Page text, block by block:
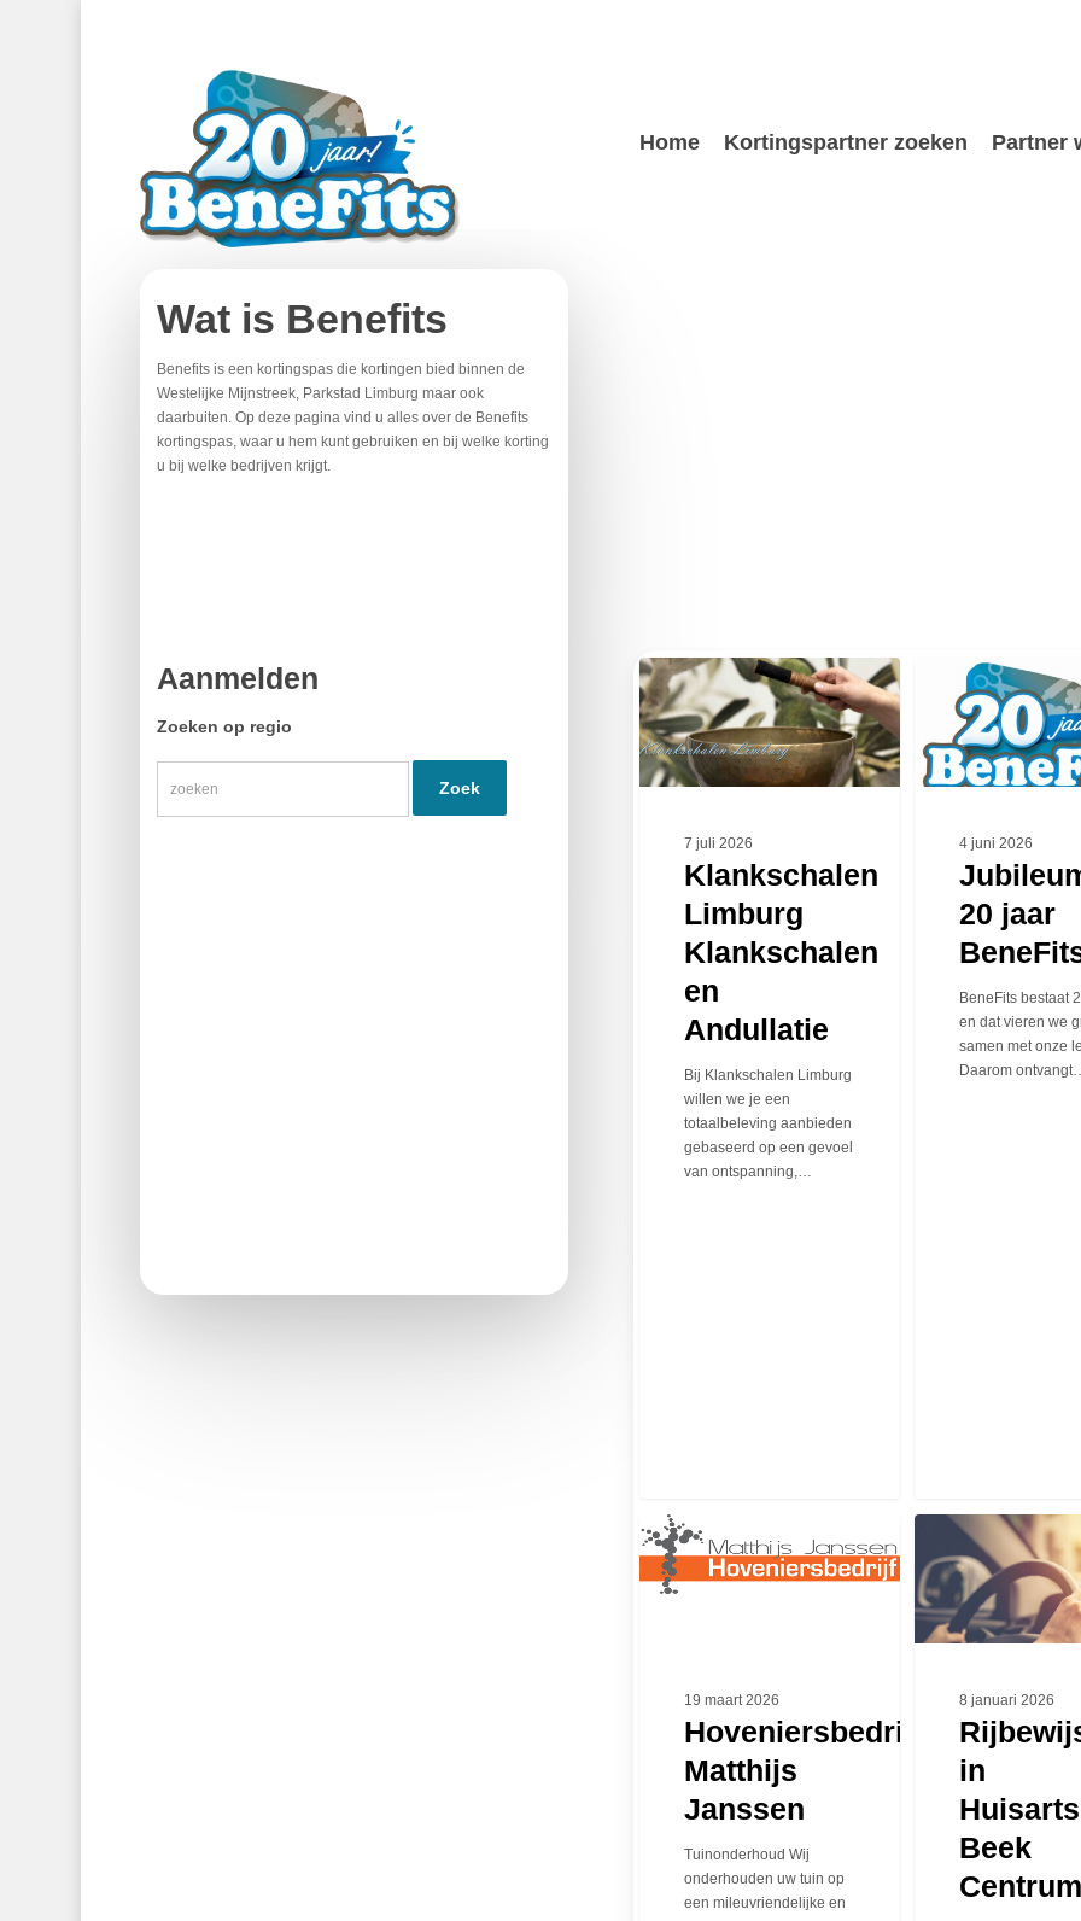
Home Kortingspartner zoeken Partner
Wat is Benefits
Benefits is een kortingspas die kortingen bied binnen de
Westelijke Mijnstreek, Parkstad Limburg maar ook
daarbuiten. Op deze pagina vind u alles over de Benefits
kortingspas, waar u hem kunt gebruiken en bij welke korting
u bij welke bedrijven krijgt.
Aanmelden
Zoeken op regio
Klankschalen
Limburg
Klankschalen
en
Andullatie
7 juli 2026
Klankschalen
Limburg
Klankschalen
en
Andullatie
Bij Klankschalen Limburg
willen we je een
totaalbeleving aanbieden
gebaseerd op een gevoel
van ontspanning,…
Jubileumactie:
BeneFits!
4 juni 2026
20 jaar
BeneFits bestaat
en dat vieren we
samen met onze
Daarom ontvangt…
Hoveniersbedrijf
Matthijs
Janssen
19 maart 2026
Hoveniersbedrijf
Matthijs
Janssen
Tuinonderhoud Wij
onderhouden uw tuin op
een mileuvriendelijke en
Rijbewijskeuring
Huisartsenpraktijk
Beek
Centrum
8 januari 2026
in
Beek
Centrum